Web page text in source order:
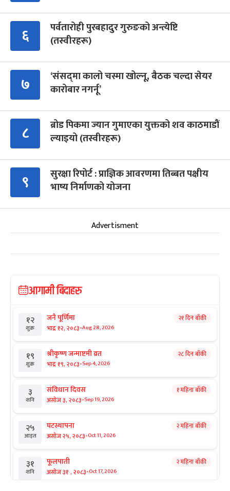
६
पर्वतारोही पुरबहादुर गुरुङको अन्त्येष्टि
(तस्वीरहरू)
७
‘संसद्‍मा कालो चस्मा खोल्नू, बैठक चल्दा सेयर
कारोबार नगर्नू’
८
ब्रोड पिकमा ज्यान गुमाएका युक्तको शव काठमाडौं
ल्याइयो (तस्वीरहरू)
९
सुरक्षा रिपोर्ट : प्राज्ञिक आवरणमा तिब्बत पक्षीय
भाष्य निर्माणको योजना
Advertisment
आगामी बिदाहरु
१२
शुक्र
जनै पूर्णिमा
भाद्र १२, २०८३-Aug 28, 2026
२१ दिन बाँकी
१९
शुक्र
श्रीकृष्ण जन्माष्टमी व्रत
भाद्र १९, २०८३-Sep 4, 2026
२८ दिन बाँकी
३
शनि
संविधान दिवस
असोज ३, २०८३-Sep 19, 2026
१ महिना बाँकी
२५
आइत
घटस्थापना
असोज २५, २०८३-Oct 11, 2026
२ महिना बाँकी
३१
शनि
फूलपाती
असोज ३१ , २०८३-Oct 17, 2026
२ महिना बाँकी